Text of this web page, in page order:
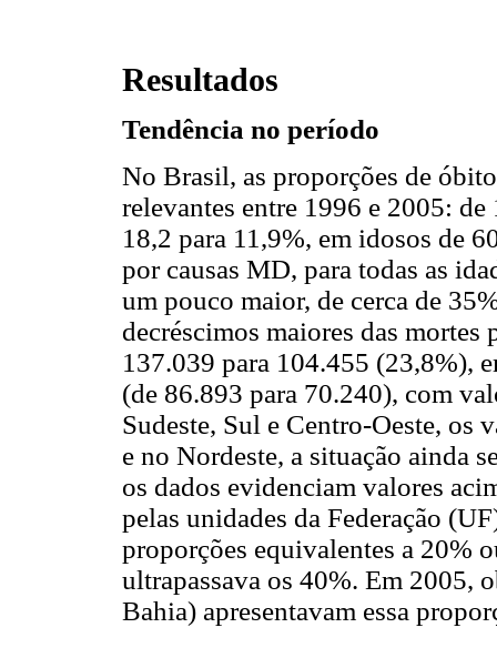
Resultados
Tendência no período
No Brasil, as proporções de
relevantes entre 1996 e 2005: de
18,2 para 11,9%, em idosos de
por causas MD, para todas as
um pouco maior, de cerca de
decréscimos maiores das
137.039 para 104.455 (23,8%),
(de 86.893 para 70.240), com
Sudeste, Sul e Centro-Oeste, os
e no Nordeste, a situação ainda
os dados evidenciam valores
pelas unidades da Federação
proporções equivalentes a 20%
ultrapassava os 40%. Em 2005,
Bahia) apresentavam essa